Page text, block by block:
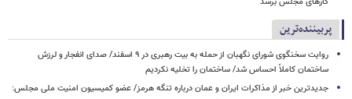
پربیننده‌ترین
روایت سخنگوی شورای نگهبان از حمله به بیت رهبری در ۹ اسفند/ صدای انفجار و لرزش
ساختمان کاملاً احساس شد/ ساختمان را تخلیه نکردیم
جدیدترین خبر از مذاکرات ایران و عمان درباره تنگه هرمز/ عضو کمیسیون امنیت ملی مجلس: